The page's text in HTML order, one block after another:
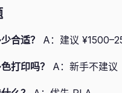
合适？ A：建议
打印吗？ A：新手不建议